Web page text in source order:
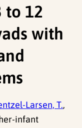
to 12
with
Larsen, T.,
infant